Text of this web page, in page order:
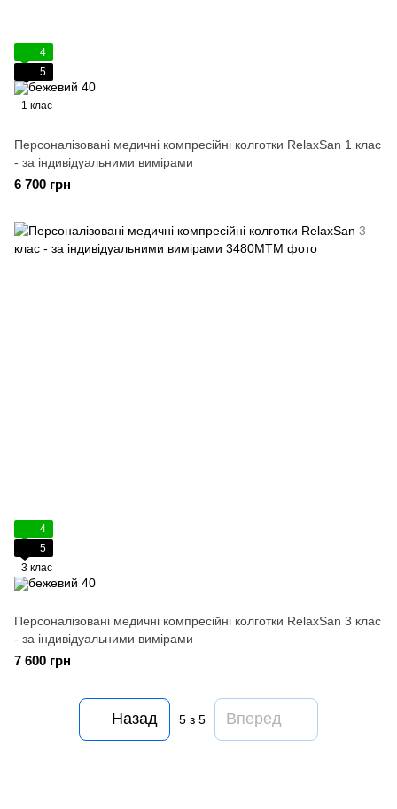
4
5
1 клас
Персоналізовані медичні компресійні колготки RelaxSan 1 клас
- за індивідуальними вимірами
6 700 грн
4
5
3 клас
Персоналізовані медичні компресійні колготки RelaxSan 3 клас
- за індивідуальними вимірами
7 600 грн
Назад 5з 5 Вперед